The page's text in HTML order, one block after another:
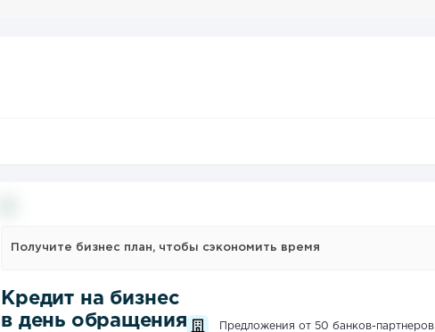
Получите бизнес план, чтобы сэкономить время
Кредит на бизнес
в день обращения
Предложения от 50 банков-партнеров